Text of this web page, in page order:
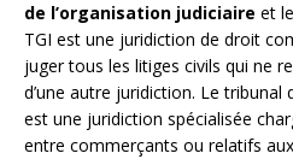
de l’organisation judiciaire et le
TGI est une juridiction de droit
juger tous les litiges civils qui ne
d’une autre juridiction. Le
est une juridiction spécialisée
entre commerçants ou relatifs